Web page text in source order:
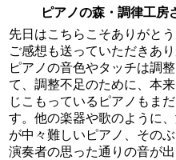
ピアノの森・調律工房
先日はこちらこそありがとう
ご感想も送っていただきあ
ピアノの音色やタッチは調
て、調整不足のために、本
じこもっているピアノもま
す。他の楽器や歌のように
が中々難しいピアノ、その
演奏者の思った通りの音が